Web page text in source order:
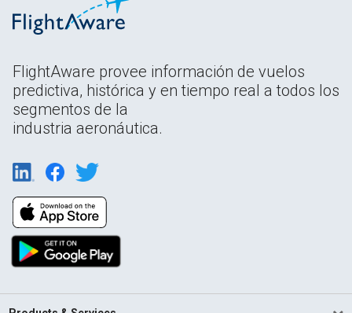
FlightAware provee información de vuelos
predictiva, histórica y en tiempo real a todos los
segmentos de la
industria aeronáutica.